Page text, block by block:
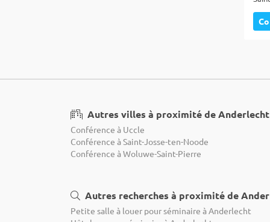
Autres villes à proximité de Anderlecht
Conférence à Uccle
Conférence à Saint-Josse-ten-Noode
Conférence à Woluwe-Saint-Pierre
Autres recherches à proximité de
Petite salle à louer pour séminaire à Anderlecht